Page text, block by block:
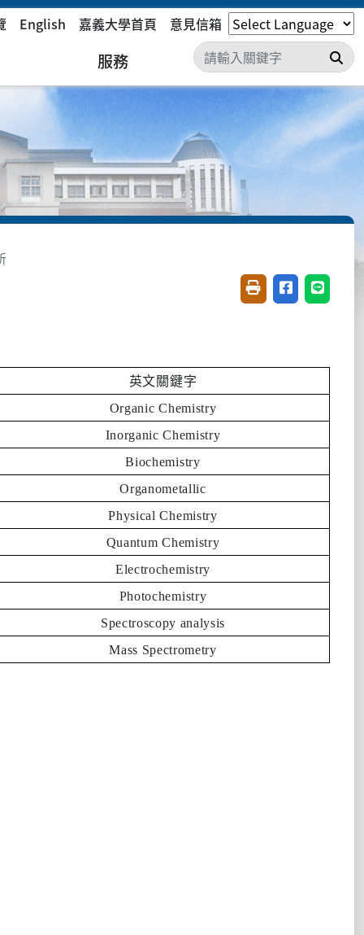
English 嘉義大學首頁 意見信箱
服務 搜
友善列印(開新視窗)
分享至臉書(
分享至
英文關鍵字
Organic Chemistry
Inorganic Chemistry
Biochemistry
Organometallic
Physical Chemistry
Quantum Chemistry
Electrochemistry
Photochemistry
Spectroscopy analysis
Mass Spectrometry